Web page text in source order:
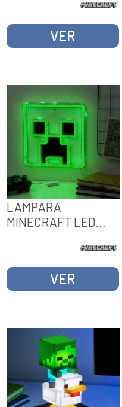
CDU 24 UNIDADES
VER
LAMPARA
MINECRAFT LED
VER